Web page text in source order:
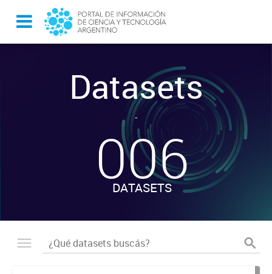
Datasets
-
006
DATASETS